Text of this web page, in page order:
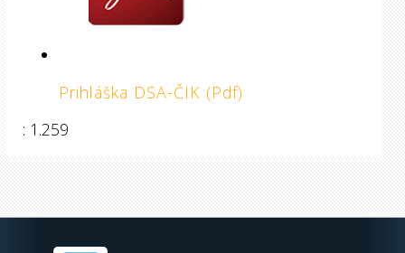
Prihláška DSA-ČIK (Pdf)
: 1.259